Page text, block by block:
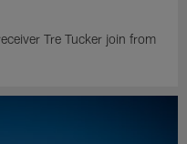
Tre Tucker join from